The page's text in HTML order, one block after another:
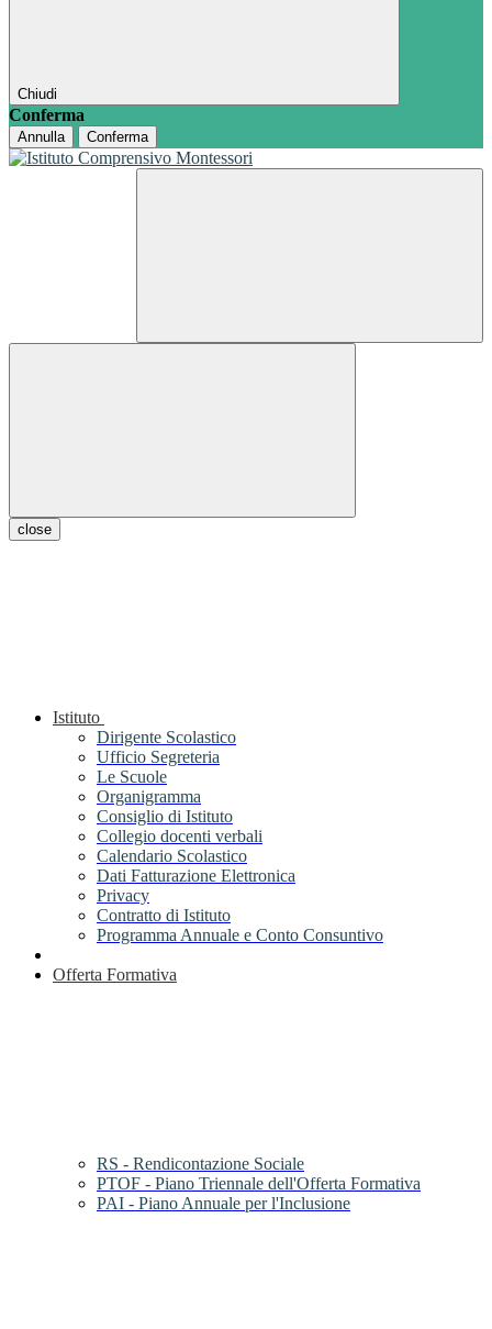
Chiudi
Conferma
Annulla Conferma
close
Istituto
Dirigente Scolastico
Ufficio Segreteria
Le Scuole
Organigramma
Consiglio di Istituto
Collegio docenti verbali
Calendario Scolastico
Dati Fatturazione Elettronica
Privacy
Contratto di Istituto
Programma Annuale e Conto Consuntivo
Offerta Formativa
RS - Rendicontazione Sociale
PTOF - Piano Triennale dell'Offerta Formativa
PAI - Piano Annuale per l'Inclusione